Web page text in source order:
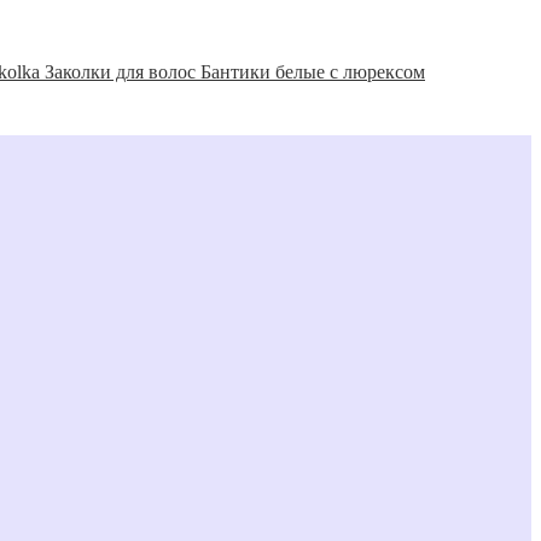
Заколки для волос Бантики белые с люрексом